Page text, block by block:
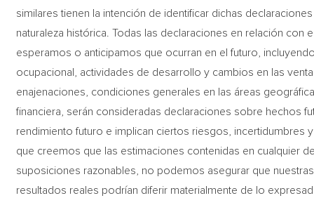
similares tienen la intención de identificar dichas
naturaleza histórica. Todas las declaraciones en relación
esperamos o anticipamos que ocurran en el futuro,
ocupacional, actividades de desarrollo y cambios en las
enajenaciones, condiciones generales en las áreas
financiera, serán consideradas declaraciones sobre hechos
rendimiento futuro e implican ciertos riesgos,
que creemos que las estimaciones contenidas en cualquier
suposiciones razonables, no podemos asegurar que
resultados reales podrían diferir materialmente de lo